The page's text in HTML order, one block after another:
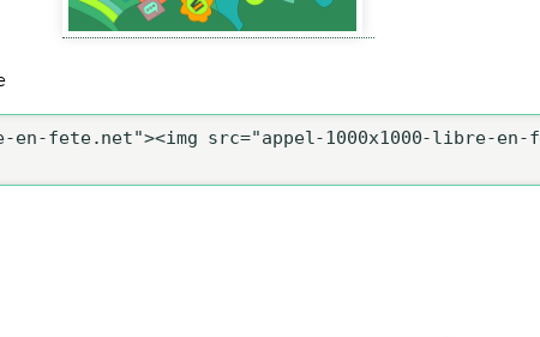
fete.net"><img src="appel-1000x1000-libre-en-